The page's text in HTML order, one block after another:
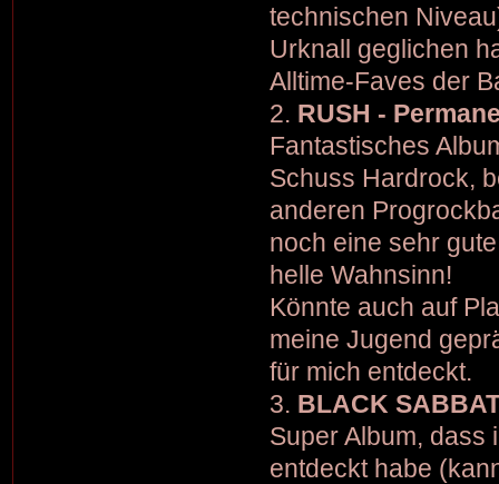
technischen
Urknall geglichen
Alltime-Faves der
2. RUSH -
Fantastisches
Schuss Hardrock,
anderen
noch eine sehr
helle Wahnsinn!
Könnte auch auf
meine Jugend
für mich entdeckt.
3. BLACK
Super Album, dass
entdeckt habe